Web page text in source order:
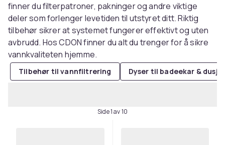
finner du filterpatroner, pakninger og andre viktige
deler som forlenger levetiden til utstyret ditt. Riktig
tilbehør sikrer at systemet fungerer effektivt og uten
avbrudd. Hos CDON finner du alt du trenger for å sikre
vannkvaliteten hjemme.
Tilbehør til vannfiltrering Dyser til badeekar & dusj
Side 1 av 10